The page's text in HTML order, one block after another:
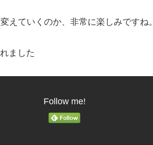
えていくのか、非常に楽しみですね。
ました
Follow me!